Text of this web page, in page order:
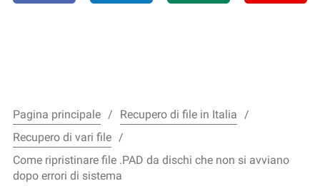
Pagina principale
Recupero di file in Italia
Recupero di vari file
Come ripristinare file .PAD da dischi che non si avviano
dopo errori di sistema